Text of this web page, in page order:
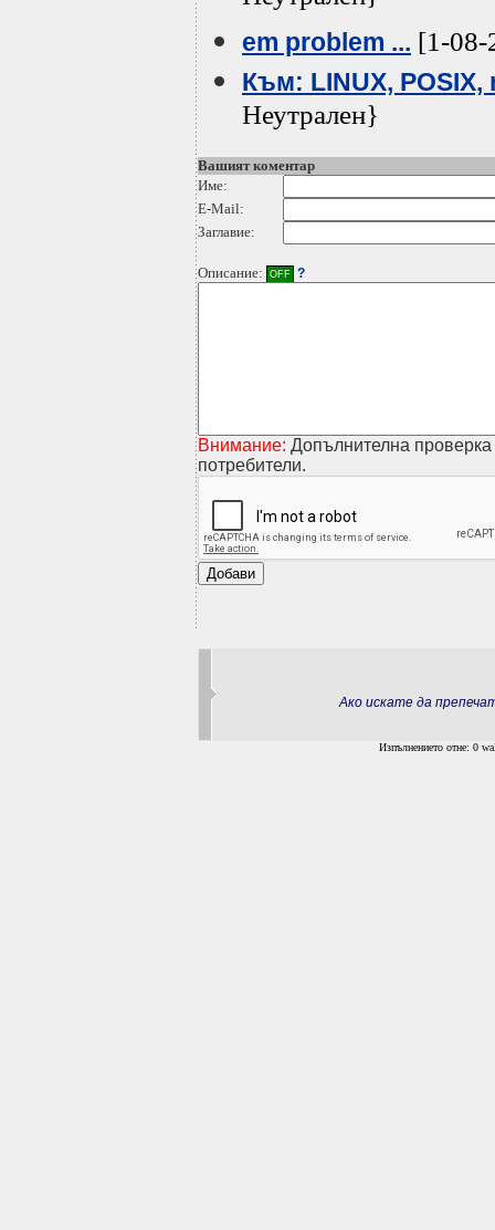
em problem ... [1-08-
Към: LINUX, POSIX,
Неутрален}
Вашият коментар
Име:
E-Mail:
Заглавие:
Описание: OFF ?
Внимание: Допълнителна
потребители.
Ако искате да
Изпълнението отне: 0